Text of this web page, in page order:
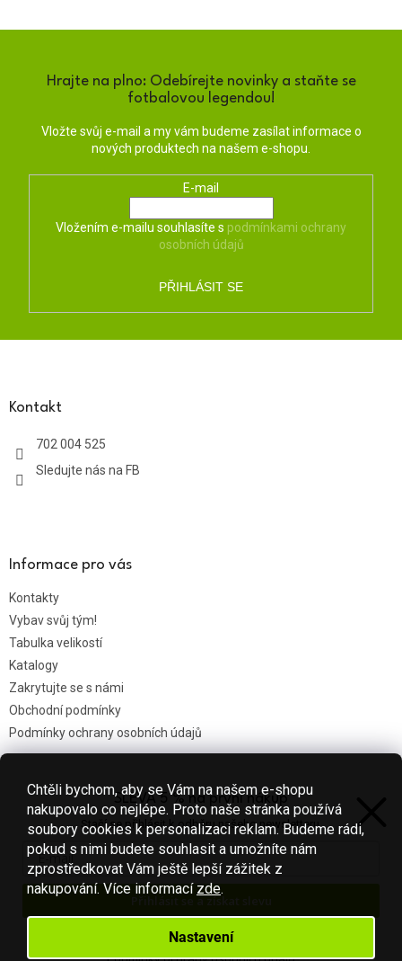
Chtěli bychom, aby se Vám na našem e-shopu
nakupovalo co nejlépe. Proto naše stránka používá
soubory cookies k personalizaci reklam. Budeme rádi,
pokud s nimi budete souhlasit a umožníte nám
zprostředkovat Vám ještě lepší zážitek z
nakupování. Více informací zde.
Nastavení
Hrajte na plno: Odebírejte novinky a staňte se
fotbalovou legendou!
Vložte svůj e-mail a my vám budeme zasílat informace o
nových produktech na našem e-shopu.
E-mail
Vložením e-mailu souhlasíte s podmínkami ochrany
osobních údajů
PŘIHLÁSIT SE
Kontakt
702 004 525
Sledujte nás na FB
Informace pro vás
Kontakty
Vybav svůj tým!
Tabulka velikostí
Katalogy
Zakrytujte se s námi
Obchodní podmínky
Podmínky ochrany osobních údajů
Nákupní košík
0KS /0 KČ
SLEVA 5 % na první nákup
Stačí se přihlásit k odběru našeho newsletteru.
Přihlásit se a získat slevu
Váš e-mail je u nás v bezpečí.